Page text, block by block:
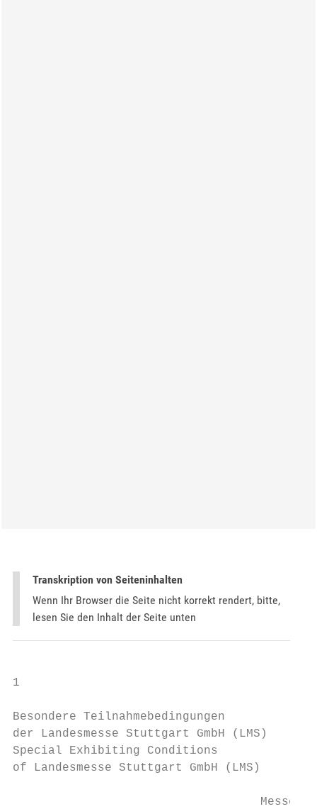
Transkription von Seiteninhalten
Wenn Ihr Browser die Seite nicht korrekt rendert, bitte,
lesen Sie den Inhalt der Seite unten
1
Besondere Teilnahmebedingungen
der Landesmesse Stuttgart GmbH (LMS)
Special Exhibiting Conditions
of Landesmesse Stuttgart GmbH (LMS)
Messe